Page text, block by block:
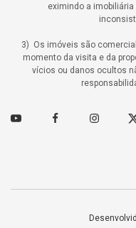
eximindo a
3) Os imóveis são
momento da visita e da
vícios ou danos ocultos
Youtube FacebookInstagram